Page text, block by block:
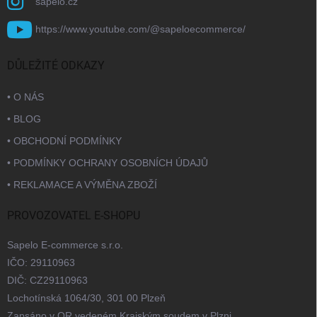
https://www.youtube.com/@sapeloecommerce/
DŮLEŽITÉ ODKAZY
• O NÁS
• BLOG
• OBCHODNÍ PODMÍNKY
• PODMÍNKY OCHRANY OSOBNÍCH ÚDAJŮ
• REKLAMACE A VÝMĚNA ZBOŽÍ
PROVOZOVATEL E-SHOPU
Sapelo E-commerce s.r.o.
IČO: 29110963
DIČ: CZ29110963
Lochotínská 1064/30, 301 00 Plzeň